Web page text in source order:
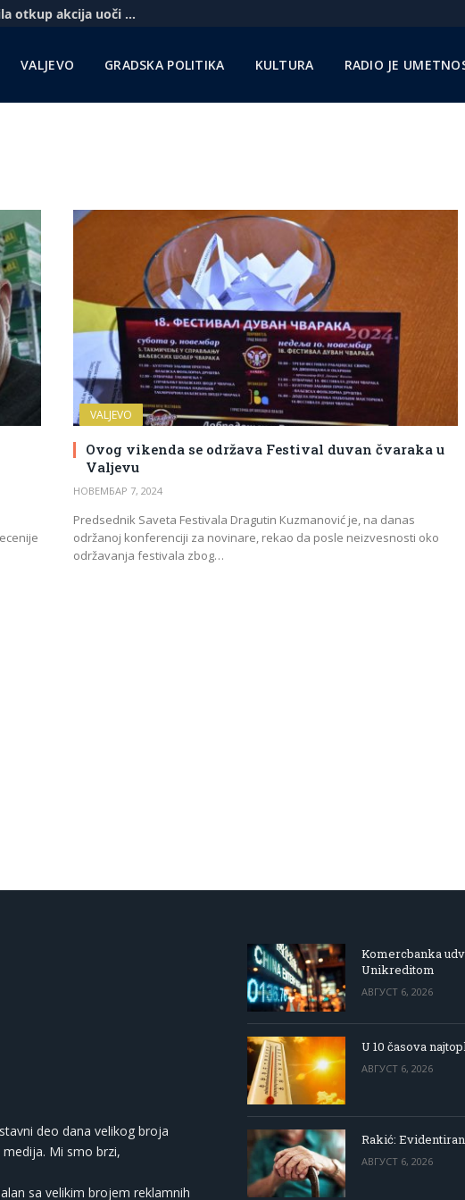
Komercbanka udvostručila profit i najavila otkup akcija uoči pregovora sa Unikreditom
VALJEVO GRADSKA POLITIKA KULTURA RADIO JE
VALJEVO
Ovog vikenda se održava Festival duvan čvaraka u
Valjevu
НОВЕМБАР 7, 2024
Predsednik Saveta Festivala Dragutin Кuzmanović je, na danas
održanoj konferenciji za novinare, rekao da posle neizvesnosti oko
održavanja festivala zbog…
deo dana velikog broja
Mi smo brzi,
sa velikim brojem reklamnih
Komercbanka
Unikreditom
АВГУСТ 6, 2026
U 10 časova
АВГУСТ 6, 2026
Rakić:
АВГУСТ 6, 2026